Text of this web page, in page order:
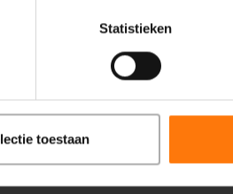
Statistieken
toestaan
trauma), stemming- en